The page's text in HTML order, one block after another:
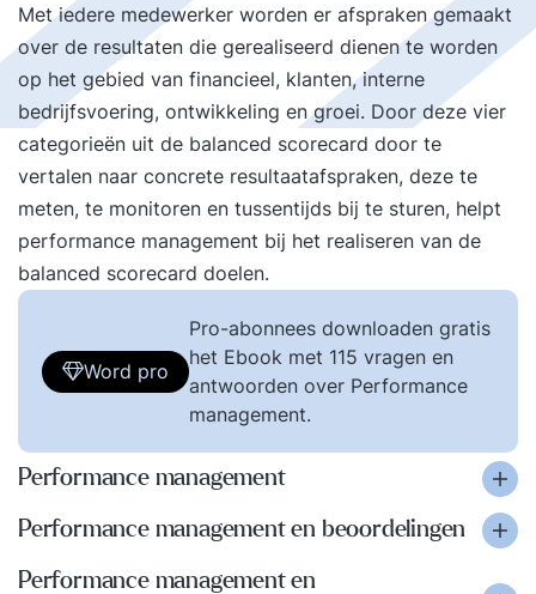
Met iedere medewerker worden er afspraken gemaakt
over de resultaten die gerealiseerd dienen te worden
op het gebied van financieel, klanten, interne
bedrijfsvoering, ontwikkeling en groei. Door deze vier
categorieën uit de balanced scorecard door te
vertalen naar concrete resultaatafspraken, deze te
meten, te monitoren en tussentijds bij te sturen, helpt
performance management bij het realiseren van de
balanced scorecard doelen.
Word pro
Pro-abonnees downloaden gratis
het Ebook met 115 vragen en
antwoorden over Performance
management.
Performance management
Performance management en beoordelingen
Performance management en